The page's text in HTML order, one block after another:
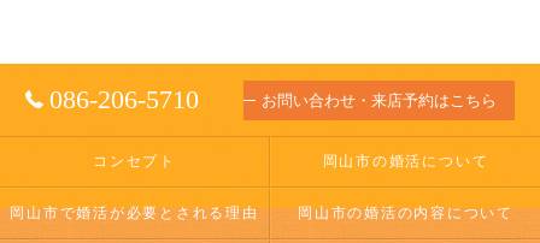
086-206-5710 お問い合わせ・来店予約はこちら
コンセプト 岡山市の婚活について
岡山市で婚活が必要とされる理由 岡山市の婚活の内容について